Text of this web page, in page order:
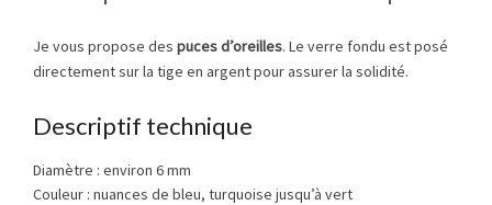
Je vous propose des puces d’oreilles. Le verre fondu est posé
directement sur la tige en argent pour assurer la solidité.
Descriptif technique
Diamètre : environ 6 mm
Couleur : nuances de bleu, turquoise jusqu’à vert